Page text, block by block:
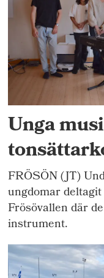
Unga
FRÖSÖN (JT)
ungdomar
Frösövallen där
instrument.